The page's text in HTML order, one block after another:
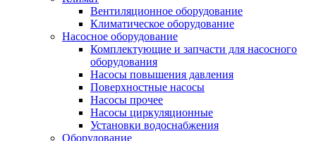
Вентиляционное оборудование
Климатическое оборудование
Насосное оборудование
Комплектующие и запчасти для насосного
оборудования
Насосы повышения давления
Поверхностные насосы
Насосы прочее
Насосы циркуляционные
Установки водоснабжения
Оборудование